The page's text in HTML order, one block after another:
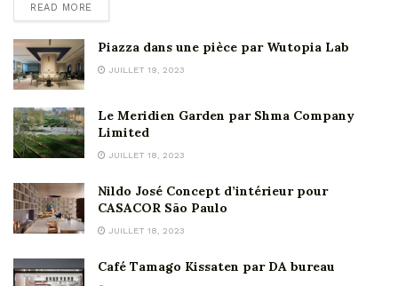
READ MORE
Piazza dans une pièce par Wutopia Lab
JUILLET 19, 2023
Le Meridien Garden par Shma Company
Limited
JUILLET 18, 2023
Nildo José Concept d’intérieur pour
CASACOR São Paulo
JUILLET 18, 2023
Café Tamago Kissaten par DA bureau